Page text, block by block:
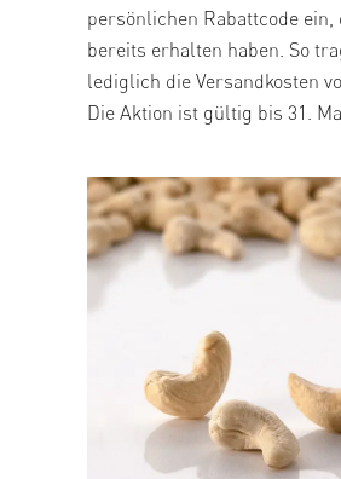
persönlichen Rabattcode ein,
bereits erhalten haben. So
lediglich die Versandkosten
Die Aktion ist gültig bis 31.